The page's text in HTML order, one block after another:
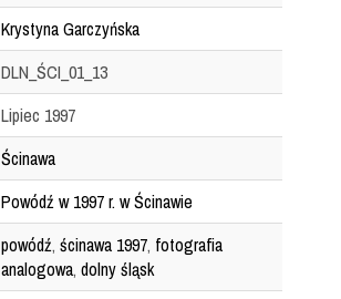
Krystyna Garczyńska
DLN_ŚCI_01_13
Lipiec 1997
Ścinawa
Powódź w 1997 r. w Ścinawie
powódź,ścinawa 1997, fotografia
analogowa,dolny śląsk